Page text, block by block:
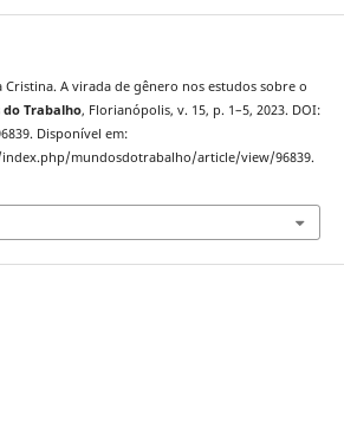
Cristina. A virada de gênero nos estudos sobre o
do Trabalho, Florianópolis, v. 15, p. 1–5, 2023. DOI:
Disponível em:
mundosdotrabalho/article/view/96839.